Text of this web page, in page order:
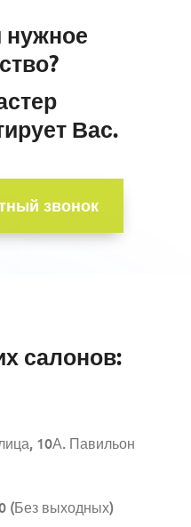
Вас.
звонок
салонов:
10А. Павильон
(Без выходных)